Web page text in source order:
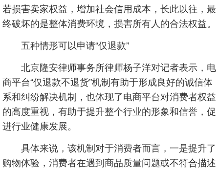
若损害卖家权益，增加社会信用成本，长此以往，最
终破坏的是整体消费环境，损害所有人的合法权益。
五种情形可以申请“仅退款”
北京隆安律师事务所律师杨子洋对记者表示，电
商平台“仅退款不退货”机制有助于形成良好的诚信体
系和纠纷解决机制，也体现了电商平台对消费者权益
的高度重视，有助于提升整个行业的形象和信誉，促
进行业健康发展。
具体来说，该机制对于消费者而言，一是提升了
购物体验，消费者在遇到商品质量问题或不符合描述